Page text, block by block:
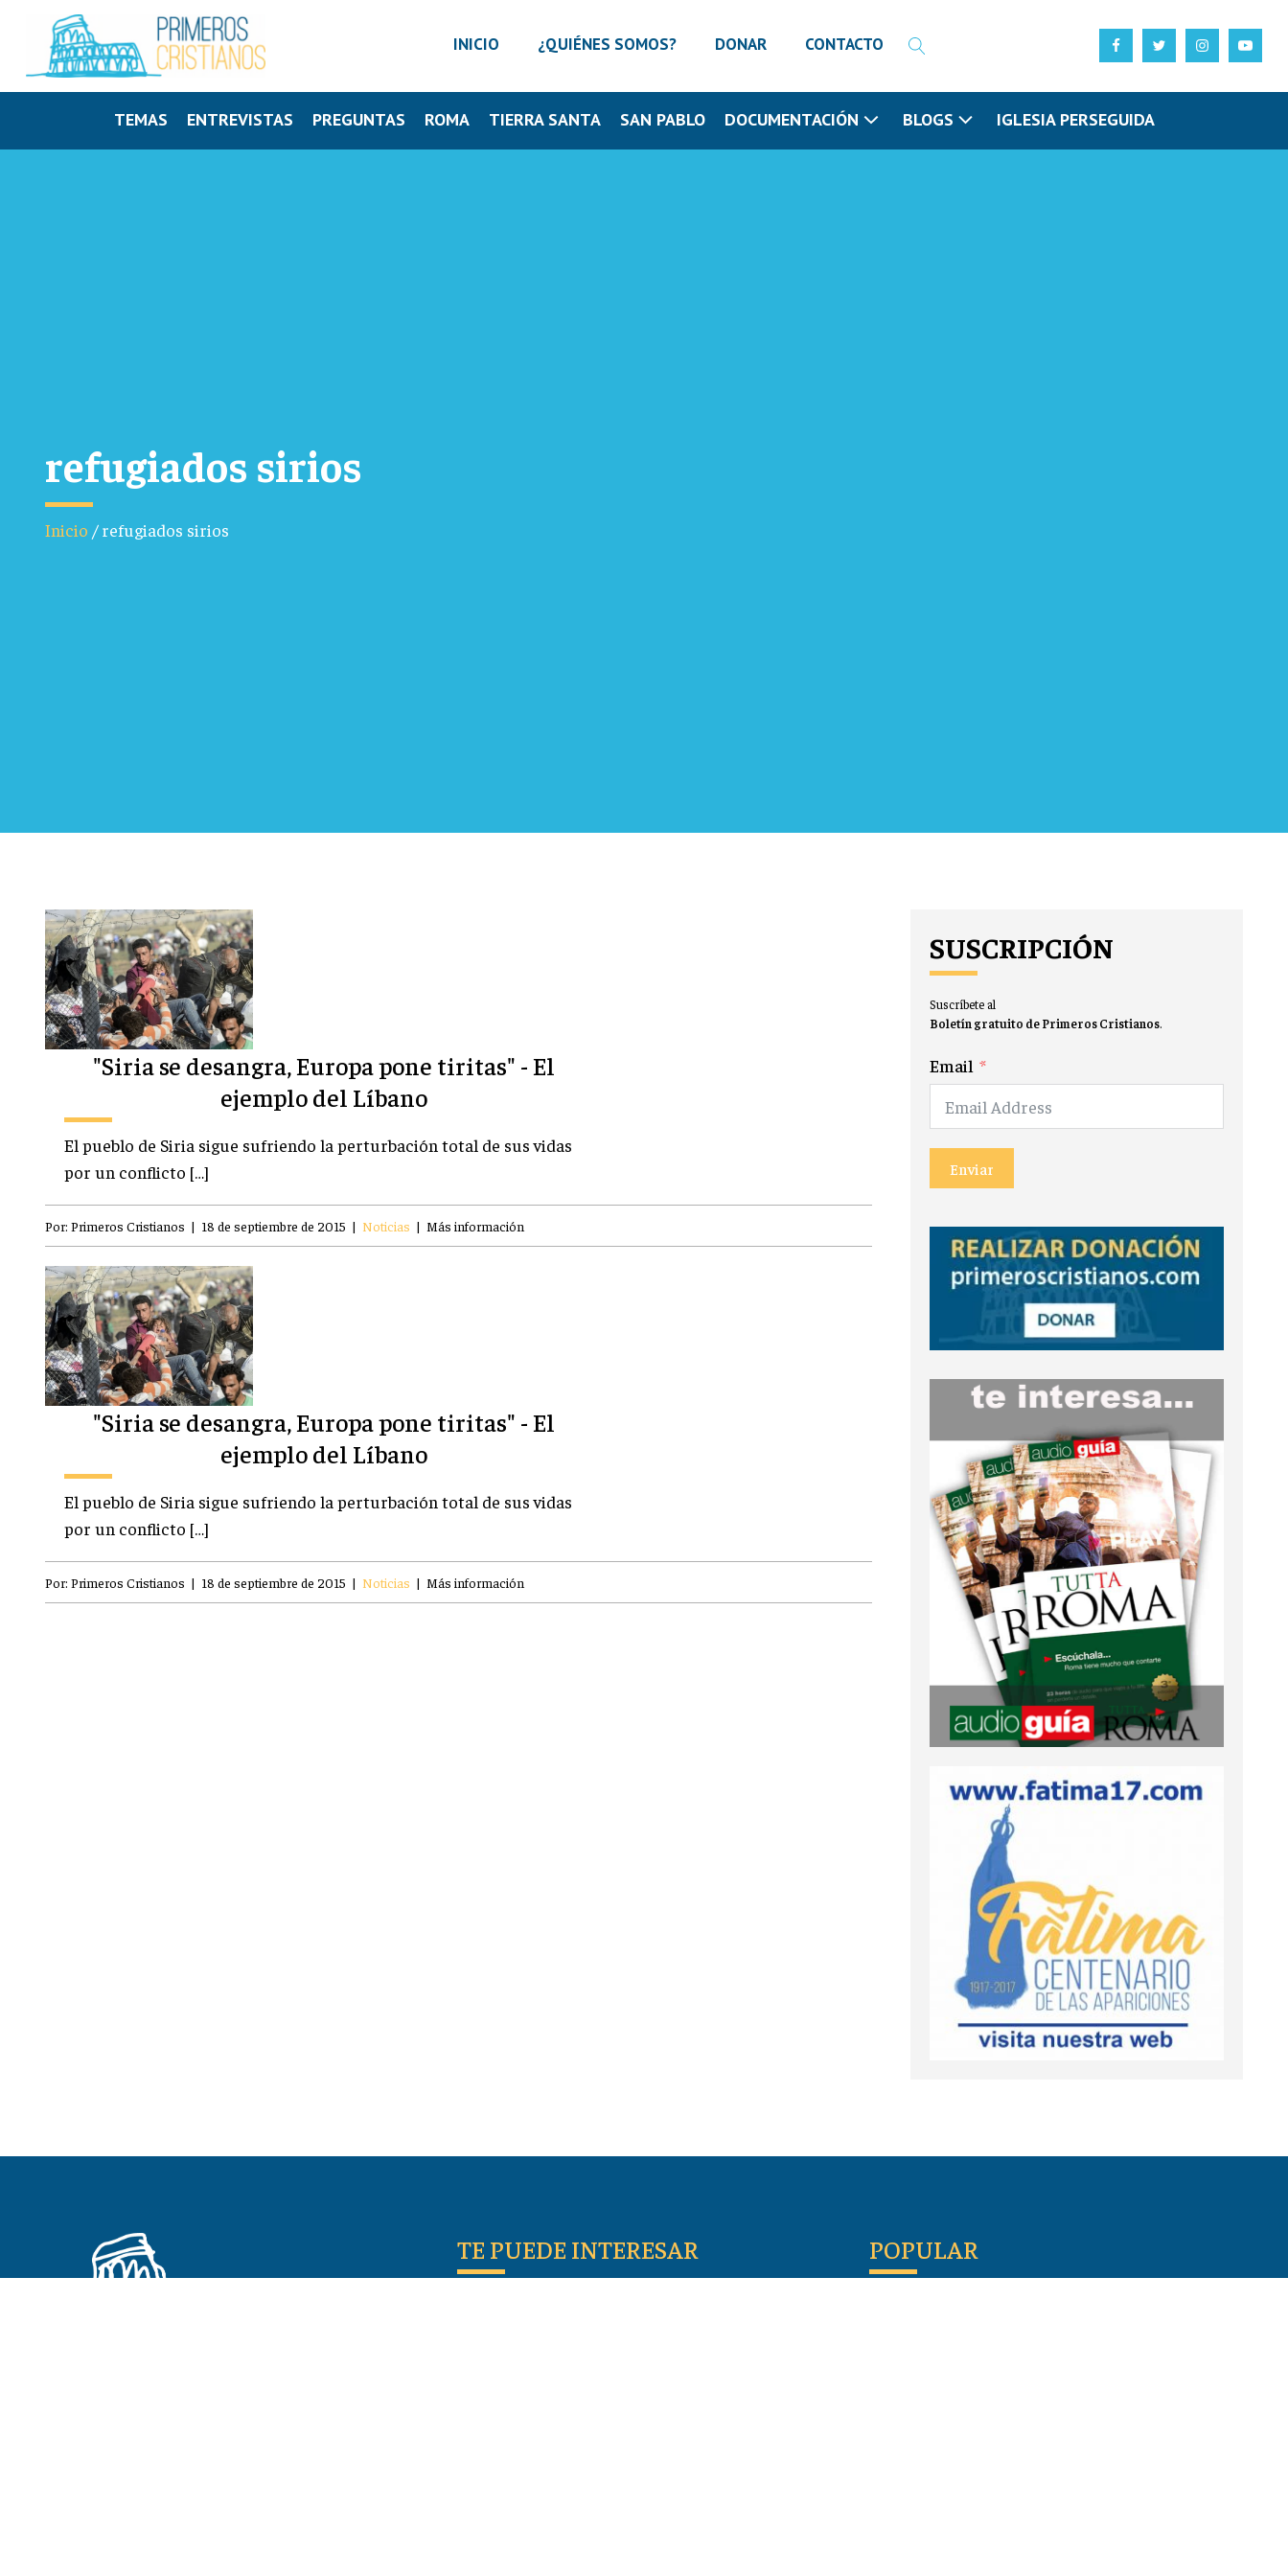
INICIO ¿QUIÉNES SOMOS? DONAR CONTACTO
TEMAS ENTREVISTAS PREGUNTAS ROMA TIERRA SANTA SAN PABLO DOCUMENTACIÓN BLOGS IGLESIA PERSEGUIDA
refugiados sirios
Inicio /refugiados sirios
"Siria se desangra, Europa pone tiritas" - El
ejemplo del Líbano
El pueblo de Siria sigue sufriendo la perturbación total de sus vidas
por un conflicto […]
Por: Primeros Cristianos | 18 de septiembre de 2015 | Noticias | Más información
"Siria se desangra, Europa pone tiritas" - El
ejemplo del Líbano
El pueblo de Siria sigue sufriendo la perturbación total de sus vidas
por un conflicto […]
Por: Primeros Cristianos | 18 de septiembre de 2015 | Noticias | Más información
SUSCRIPCIÓN
Suscríbete al
Boletín gratuito de Primeros Cristianos.
Email
Enviar
TE PUEDE INTERESAR POPULAR